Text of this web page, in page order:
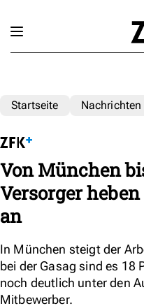
Startseite Nachrichten
Von München
Versorger
an
In München steigt der
bei der Gasag sind es 18
noch deutlich unter den
Mitbewerber.